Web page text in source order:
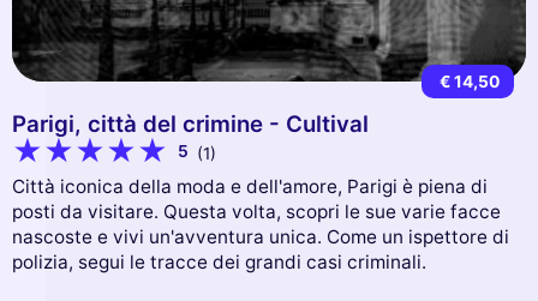
€ 14,50
Parigi, città del crimine - Cultival
5 (1)
Città iconica della moda e dell'amore, Parigi è piena di
posti da visitare. Questa volta, scopri le sue varie facce
nascoste e vivi un'avventura unica. Come un ispettore di
polizia, segui le tracce dei grandi casi criminali.